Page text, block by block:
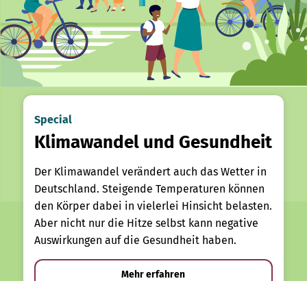
Special
Klimawandel und Gesundheit
Der Klimawandel verändert auch das Wetter in
Deutschland. Steigende Temperaturen können
den Körper dabei in vielerlei Hinsicht belasten.
Aber nicht nur die Hitze selbst kann negative
Auswirkungen auf die Gesundheit haben.
Mehr erfahren